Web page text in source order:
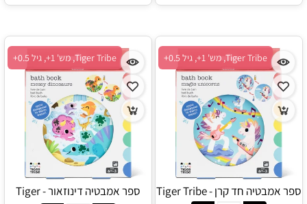
Tiger Tribe, מש' 1+, גיל 0.5+
ספר אמבטיה חד קרן - Tiger Tribe
Tiger Tribe, מש' 1+, גיל 0.5+
ספר אמבטיה דינוזאור - Tiger